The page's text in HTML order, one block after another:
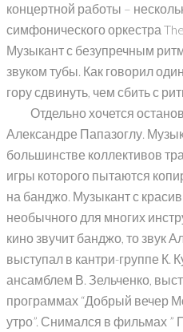
концертной работы –
симфонического оркестра
Музыкант с безупречным
звуком тубы. Как говорил
гору сдвинуть, чем сбить с
Отдельно хочется
Александре Папазоглу.
большинстве коллективов
игры которого пытаются
на банджо. Музыкант с
необычного для многих
кино звучит банджо, то звук
выступал в кантри-группе К.
ансамблем В. Зельченко,
программах “Добрый вечер
утро”. Снимался в фильмах ”